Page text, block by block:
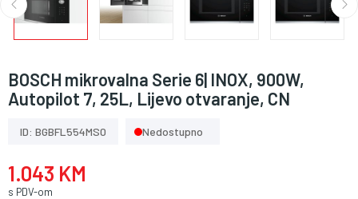
BOSCH mikrovalna Serie 6| INOX, 900W,
Autopilot 7, 25L, Lijevo otvaranje, CN
ID: BGBFL554MS0 Nedostupno
1.043 KM
s PDV-om